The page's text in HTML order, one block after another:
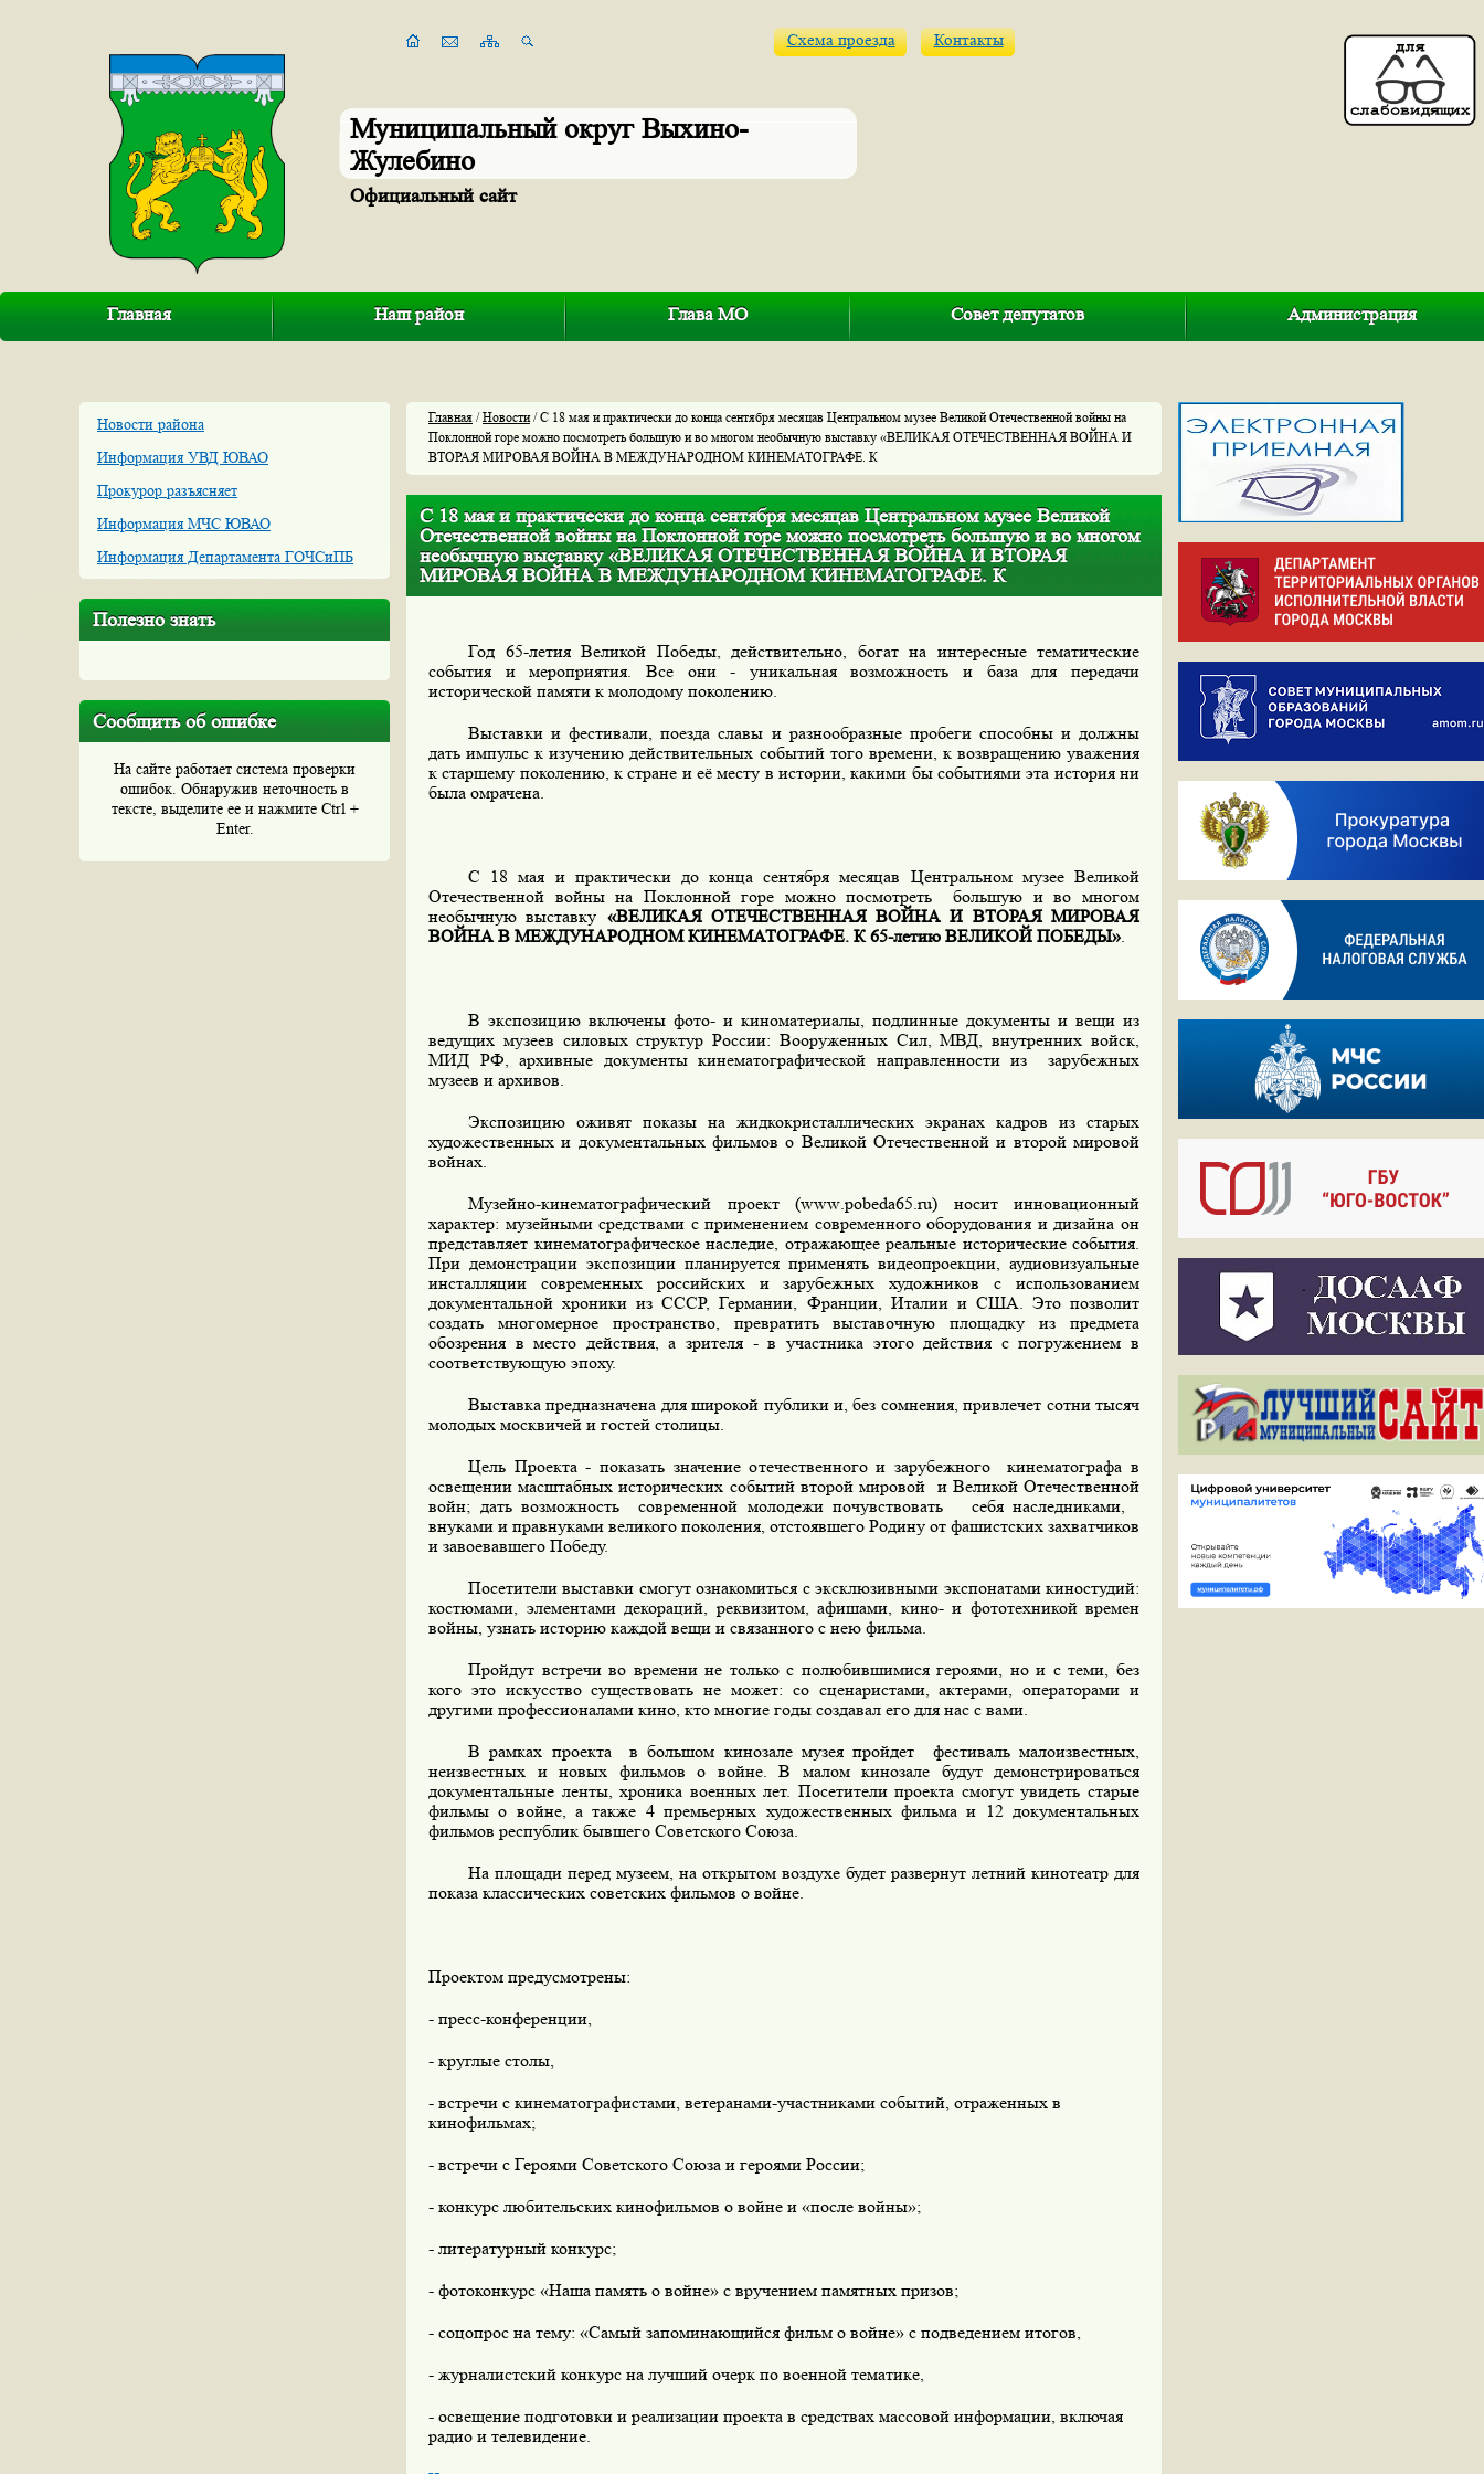
Муниципальный округ Выхино-
Жулебино
Официальный сайт
Схема проезда Контакты
Главная Наш район Глава МО Совет депутатов Администрация
Новости района
Информация УВД ЮВАО
Прокурор разъясняет
Информация МЧС ЮВАО
Информация Департамента ГОЧСиПБ
Полезно знать
Сообщить об ошибке
На сайте работает система проверки
ошибок. Обнаружив неточность в
тексте, выделите ее и нажмите Ctrl +
Enter.
Главная /Новости/ С 18 мая и практически до конца сентября месяцав Центральном музее Великой Отечественной войны на
Поклонной горе можно посмотреть большую и во многом необычную выставку «ВЕЛИКАЯ ОТЕЧЕСТВЕННАЯ ВОЙНА И
ВТОРАЯ МИРОВАЯ ВОЙНА В МЕЖДУНАРОДНОМ КИНЕМАТОГРАФЕ. К
С 18 мая и практически до конца сентября месяцав Центральном музее Великой
Отечественной войны на Поклонной горе можно посмотреть большую и во многом
необычную выставку «ВЕЛИКАЯ ОТЕЧЕСТВЕННАЯ ВОЙНА И ВТОРАЯ
МИРОВАЯ ВОЙНА В МЕЖДУНАРОДНОМ КИНЕМАТОГРАФЕ. К
Год 65-летия Великой Победы, действительно, богат на интересные тематические
события и мероприятия. Все они - уникальная возможность и база для передачи
исторической памяти к молодому поколению.
Выставки и фестивали, поезда славы и разнообразные пробеги способны и должны
дать импульс к изучению действительных событий того времени, к возвращению уважения
к старшему поколению, к стране и её месту в истории, какими бы событиями эта история ни
была омрачена.
С 18 мая и практически до конца сентября месяцав Центральном музее Великой
Отечественной войны на Поклонной горе можно посмотреть
большую и во многом
необычную выставку «ВЕЛИКАЯ ОТЕЧЕСТВЕННАЯ ВОЙНА И ВТОРАЯ МИРОВАЯ
ВОЙНА В МЕЖДУНАРОДНОМ КИНЕМАТОГРАФЕ. К 65-летию ВЕЛИКОЙ ПОБЕДЫ».
В экспозицию включены фото- и киноматериалы, подлинные документы и вещи из
ведущих музеев силовых структур России: Вооруженных Сил, МВД, внутренних войск,
МИД РФ, архивные документы кинематографической направленности из
зарубежных
музеев и архивов.
Экспозицию оживят показы на жидкокристаллических экранах кадров из старых
художественных и документальных фильмов о Великой Отечественной и второй мировой
войнах.
Музейно-кинематографический проект (www.pobeda65.ru) носит инновационный
характер: музейными средствами с применением современного оборудования и дизайна он
представляет кинематографическое наследие, отражающее реальные исторические события.
При демонстрации экспозиции планируется применять видеопроекции, аудиовизуальные
инсталляции современных российских и зарубежных художников с использованием
документальной хроники из СССР, Германии, Франции, Италии и США. Это позволит
создать многомерное пространство, превратить выставочную площадку из предмета
обозрения в место действия, а зрителя - в участника этого действия с погружением в
соответствующую эпоху.
Выставка предназначена для широкой публики и, без сомнения, привлечет сотни тысяч
молодых москвичей и гостей столицы.
Цель Проекта - показать значение отечественного и зарубежного
кинематографа в
освещении масштабных исторических событий второй мировой и Великой Отечественной
войн; дать возможность
современной молодежи почувствовать
себя наследниками,
внуками и правнуками великого поколения, отстоявшего Родину от фашистских захватчиков
и завоевавшего Победу.
Посетители выставки смогут ознакомиться с эксклюзивными экспонатами киностудий:
костюмами, элементами декораций, реквизитом, афишами, кино- и фототехникой времен
войны, узнать историю каждой вещи и связанного с нею фильма.
Пройдут встречи во времени не только с полюбившимися героями, но и с теми, без
кого это искусство существовать не может: со сценаристами, актерами, операторами и
другими профессионалами кино, кто многие годы создавал его для нас с вами.
В рамках проекта
в большом кинозале музея пройдет
фестиваль малоизвестных,
неизвестных и новых фильмов о войне. В малом кинозале будут демонстрироваться
документальные ленты, хроника военных лет. Посетители проекта смогут увидеть старые
фильмы о войне, а также 4 премьерных художественных фильма и 12 документальных
фильмов республик бывшего Советского Союза.
На площади перед музеем, на открытом воздухе будет развернут летний кинотеатр для
показа классических советских фильмов о войне.
Проектом предусмотрены:
- пресс-конференции,
- круглые столы,
- встречи с кинематографистами, ветеранами-участниками событий, отраженных в
кинофильмах;
- встречи с Героями Советского Союза и героями России;
- конкурс любительских кинофильмов о войне и «после войны»;
- литературный конкурс;
- фотоконкурс «Наша память о войне» с вручением памятных призов;
- соцопрос на тему: «Самый запоминающийся фильм о войне» с подведением итогов,
- журналистский конкурс на лучший очерк по военной тематике,
- освещение подготовки и реализации проекта в средствах массовой информации, включая
радио и телевидение.